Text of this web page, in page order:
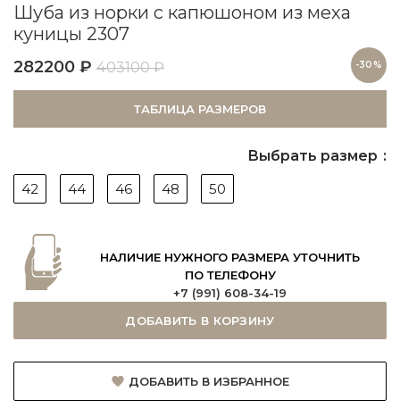
Шуба из норки с капюшоном из меха
куницы 2307
282200 ₽ 403100₽ -30%
ТАБЛИЦА РАЗМЕРОВ
Выбрать размер
42
44 46 48 50
НАЛИЧИЕ НУЖНОГО РАЗМЕРА УТОЧНИТЬ
ПО ТЕЛЕФОНУ
+7 (991) 608-34-19
ДОБАВИТЬ В КОРЗИНУ
ДОБАВИТЬ В ИЗБРАННОЕ